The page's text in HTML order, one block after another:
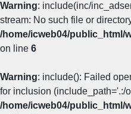
Warning: include(inc/
stream: No such file or
/home/icweb04/public_html/
on line 6
Warning: include(): Failed
for inclusion (include_path='.:/
/home/icweb04/public_html/